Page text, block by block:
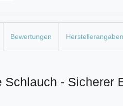
Bewertungen Herstellerangaben
Schlauch -